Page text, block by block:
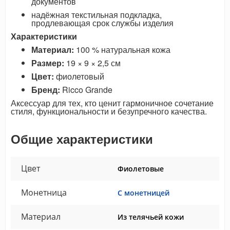
надёжная текстильная подкладка,
продлевающая срок службы изделия
Характеристики
Материал: 100 % натуральная кожа
Размер: 19 × 9 × 2,5 см
Цвет: фиолетовый
Бренд: Ricco Grande
Аксессуар для тех, кто ценит гармоничное сочетание
стиля, функциональности и безупречного качества.
Общие характеристики
Цвет Фиолетовые
Монетница С монетницей
Материал Из телячьей кожи